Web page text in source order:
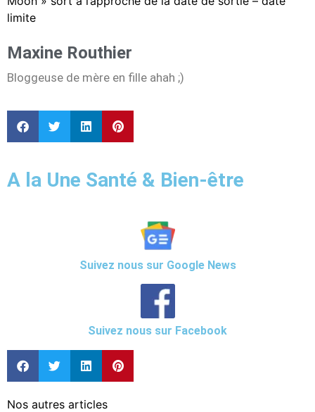
limite
Maxine Routhier
Bloggeuse de mère en fille ahah ;)
A la Une Santé & Bien-être
Suivez nous sur Google News
Suivez nous sur Facebook
Nos autres articles